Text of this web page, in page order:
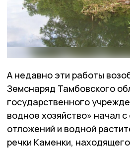
А недавно эти работы
Земснаряд Тамбовского
государственного
водное хозяйство» начал
отложений и водной
речки Каменки,